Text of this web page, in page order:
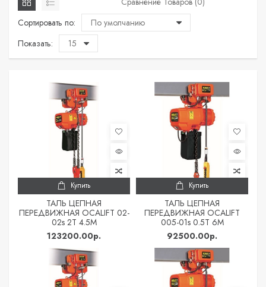
Сортировать по:
Показать:
Купить
ТАЛЬ ЦЕПНАЯ
ПЕРЕДВИЖНАЯ OCALIFT 02-
02s 2Т 4.5М
123200.00р.
Купить
ТАЛЬ ЦЕПНАЯ
ПЕРЕДВИЖНАЯ OCALIFT
005-01s 0.5Т 6М
92500.00р.